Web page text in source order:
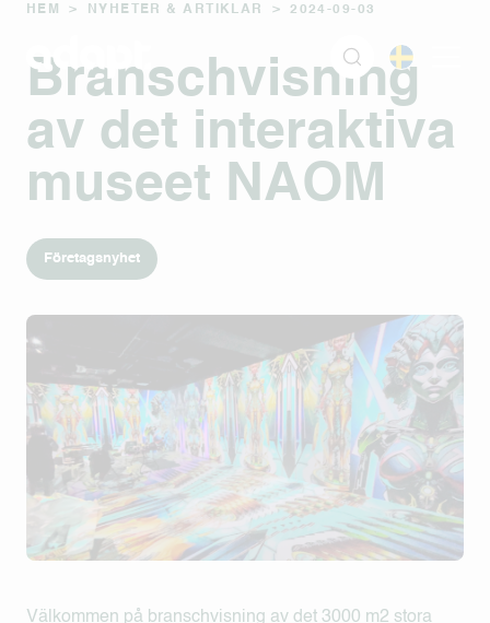
HEM > NYHETER & ARTIKLAR > 2024-09-03
Branschvisning
av det interaktiva
museet NAOM
Företagsnyhet
Välkommen på branschvisning av det 3000 m2 stora